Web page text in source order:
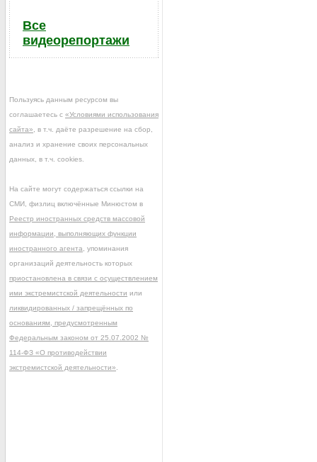
Все
видеорепортажи
Пользуясь данным ресурсом вы
соглашаетесь с «Условиями использования
сайта» , в т.ч. даёте разрешение на сбор,
анализ и хранение своих персональных
данных, в т.ч. cookies.
На сайте могут содержаться ссылки на
СМИ, физлиц включённые Минюстом в
Реестр иностранных средств массовой
информации, выполняющих функции
иностранного агента , упоминания
организаций деятельность которых
приостановлена в связи с осуществлением
ими экстремистской деятельности или
ликвидированных / запрещённых по
основаниям, предусмотренным
Федеральным законом от 25.07.2002 №
114-ФЗ «О противодействии
экстремистской деятельности»